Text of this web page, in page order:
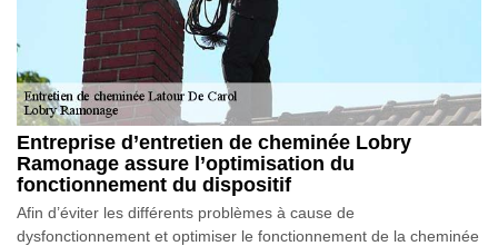
Entreprise d’entretien de cheminée Lobry
Ramonage assure l’optimisation du
fonctionnement du dispositif
Afin d’éviter les différents problèmes à cause de
dysfonctionnement et optimiser le fonctionnement de la cheminée